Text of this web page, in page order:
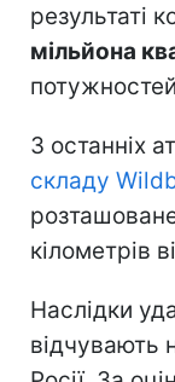
результаті
мільйона
З останніх
складу
кілометрів
Наслідки
відчувають